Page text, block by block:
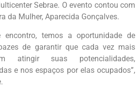
Sebrae. O evento contou com
da Mulher, Aparecida Gonçalves.
encontro, temos a oportunidade de
de garantir que cada vez mais
atingir suas potencialidades,
e nos espaços por elas ocupados”,